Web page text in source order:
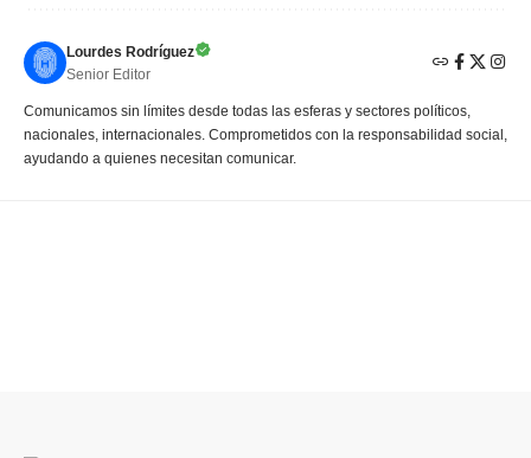
Lourdes Rodríguez
Senior Editor
Comunicamos sin límites desde todas las esferas y sectores políticos,
nacionales, internacionales. Comprometidos con la responsabilidad social,
ayudando a quienes necesitan comunicar.